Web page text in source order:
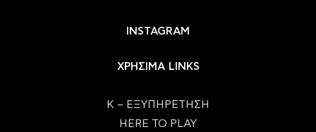
INSTAGRAM
ΧΡΗΣΙΜΑ LINKS
Κ – ΕΞΥΠΗΡΕΤΗΣΗ
HERE TO PLAY